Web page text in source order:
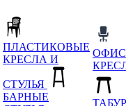
ПЛАСТИКОВЫЕ
КРЕСЛА И
СТУЛЬЯ
БАРНЫЕ